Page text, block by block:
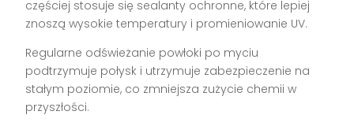
częściej stosuje się sealanty ochronne, które lepiej
znoszą wysokie temperatury i promieniowanie UV.
Regularne odświeżanie powłoki po myciu
podtrzymuje połysk i utrzymuje zabezpieczenie na
stałym poziomie, co zmniejsza zużycie chemii w
przyszłości.